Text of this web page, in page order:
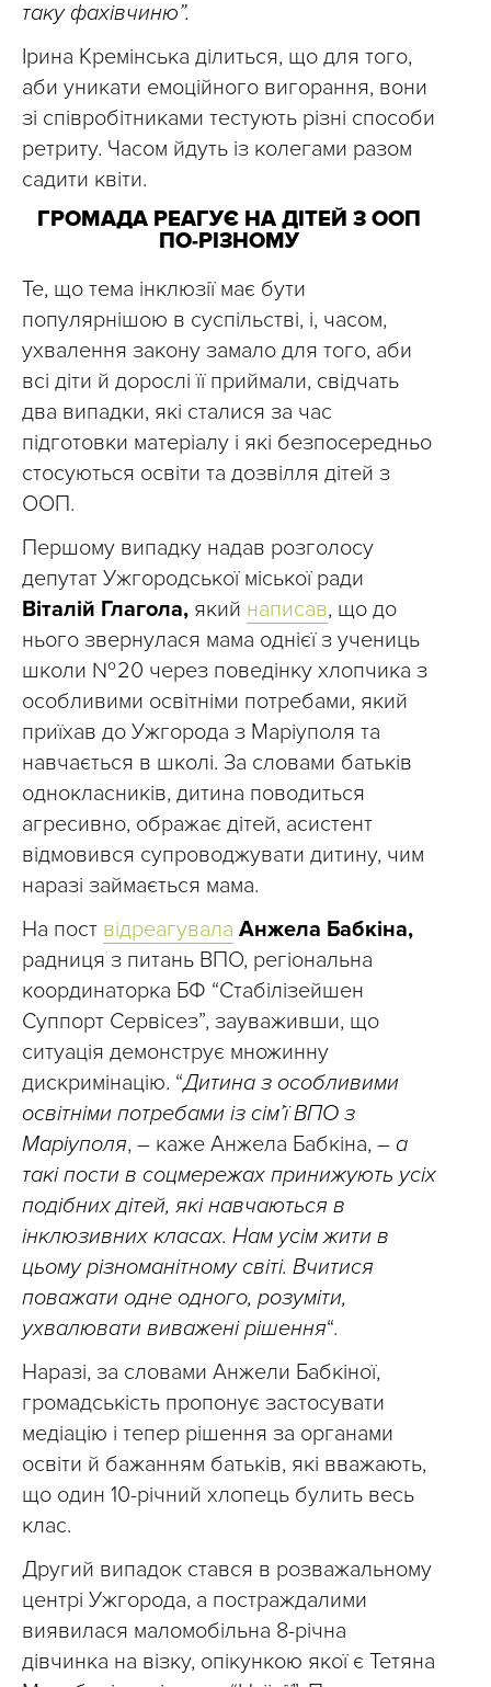
таку фахівчиню”.
Ірина Кремінська ділиться, що для того,
аби уникати емоційного вигорання, вони
зі співробітниками тестують різні способи
ретриту. Часом йдуть із колегами разом
садити квіти.
ГРОМАДА РЕАГУЄ НА ДІТЕЙ З ООП
ПО-РІЗНОМУ
Те, що тема інклюзії має бути
популярнішою в суспільстві, і, часом,
ухвалення закону замало для того, аби
всі діти й дорослі її приймали, свідчать
два випадки, які сталися за час
підготовки матеріалу і які безпосередньо
стосуються освіти та дозвілля дітей з
ООП.
Першому випадку надав розголосу
депутат Ужгородської міської ради
Віталій Глагола, який написав, що до
нього звернулася мама однієї з учениць
школи № 20 через поведінку хлопчика з
особливими освітніми потребами, який
приїхав до Ужгорода з Маріуполя та
навчається в школі. За словами батьків
однокласників, дитина поводиться
агресивно, ображає дітей, асистент
відмовився супроводжувати дитину, чим
наразі займається мама.
На пост відреагувала Анжела Бабкіна,
радниця з питань ВПО, регіональна
координаторка БФ “Стабілізейшен
Суппорт Сервісез”, зауваживши, що
ситуація демонструє множинну
дискримінацію. “Дитина з особливими
освітніми потребами із сім’ї ВПО з
Маріуполя, – каже Анжела Бабкіна, – а
такі пости в соцмережах принижують усіх
подібних дітей, які навчаються в
інклюзивних класах. Нам усім жити в
цьому різноманітному світі. Вчитися
поважати одне одного, розуміти,
ухвалювати виважені рішення“.
Наразі, за словами Анжели Бабкіної,
громадськість пропонує застосувати
медіацію і тепер рішення за органами
освіти й бажанням батьків, які вважають,
що один 10-річний хлопець булить весь
клас.
Другий випадок стався в розважальному
центрі Ужгорода, а постраждалими
виявилася маломобільна 8-річна
дівчинка на візку, опікункою якої є Тетяна